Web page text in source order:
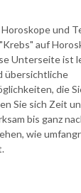
und
auf
Unterseite ist
übersichtliche
die
Sie sich Zeit
bis ganz
wie